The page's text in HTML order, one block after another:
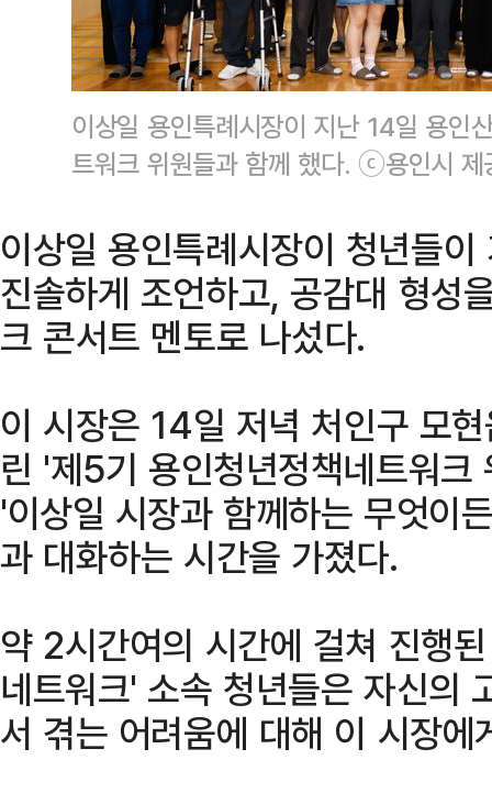
이상일 용인특례시장이 지난 14일 용인
트워크 위원들과 함께 했다. ⓒ용인시 제
이상일 용인특례시장이 청년들
진솔하게 조언하고, 공감대 형성
크 콘서트 멘토로 나섰다.
이 시장은 14일 저녁 처인구 모
린 '제5기 용인청년정책네트워
'이상일 시장과 함께하는 무엇이
과 대화하는 시간을 가졌다.
약 2시간여의 시간에 걸쳐 진행
네트워크' 소속 청년들은 자신의
서 겪는 어려움에 대해 이 시장에